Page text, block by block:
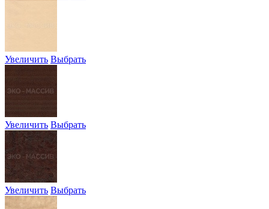
Увеличить Выбрать
Увеличить Выбрать
Увеличить Выбрать